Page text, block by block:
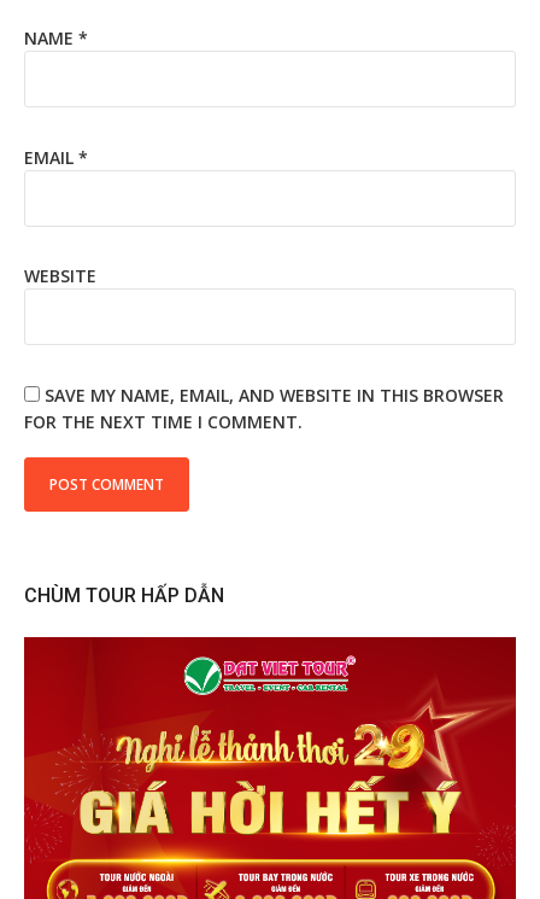
NAME *
EMAIL *
WEBSITE
SAVE MY NAME, EMAIL, AND WEBSITE IN THIS BROWSER
FOR THE NEXT TIME I COMMENT.
CHÙM TOUR HẤP DẪN